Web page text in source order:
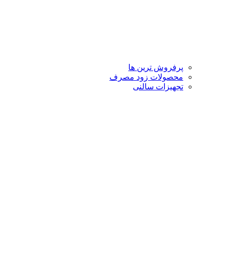
پرفروش ترین ها
محصولات زود مصرف
تجهیزات سالنی